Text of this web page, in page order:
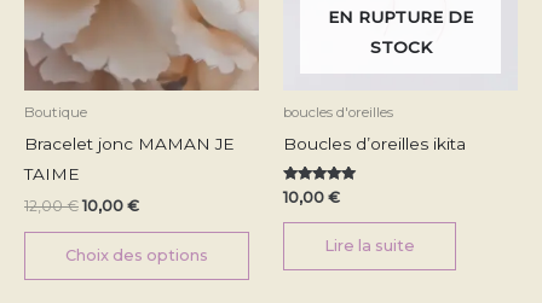
Boutique
Bracelet jonc MAMAN JE
TAIME
12,00€ 10,00 €
Choix des options
être
choisies
sur
page
EN RUPTURE DE
STOCK
boucles d'oreilles
Boucles d’oreilles ikita
Note
5.00
sur 5
10,00 €
Lire la suite